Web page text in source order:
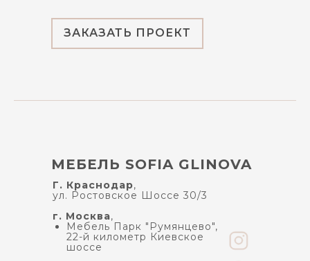
ЗАКАЗАТЬ ПРОЕКТ
МЕБЕЛЬ SOFIA GLINOVA
Г. Краснодар,
ул. Ростовское Шоссе 30/3
г. Москва,
Мебель Парк "Румянцево",
22-й километр Киевское
шоссе